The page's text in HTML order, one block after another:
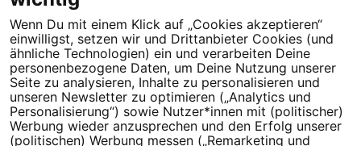
Tipps für deine Petition
Darum WeAct
Partnerprogramm
Erfolgreiche Petitionen
FAQs
Wenn Du mit einem Klick auf „Cookies akzeptieren“
einwilligst, setzen wir und Drittanbieter Cookies (und
ähnliche Technologien) ein und verarbeiten Deine
personenbezogene Daten, um Deine Nutzung unserer
Seite zu analysieren, Inhalte zu personalisieren und
unseren Newsletter zu optimieren („Analytics und
Personalisierung“) sowie Nutzer*innen mit (politischer)
Werbung wieder anzusprechen und den Erfolg unserer
(politischen) Werbung messen („Remarketing und